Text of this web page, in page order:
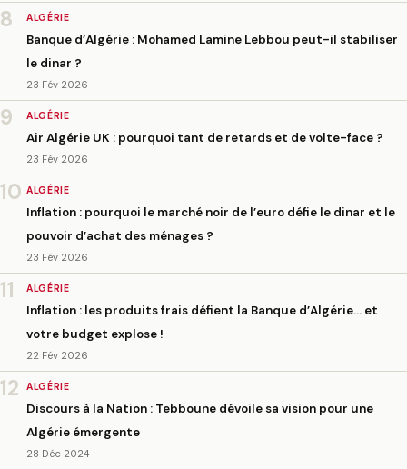
8 ALGÉRIE
Banque d’Algérie : Mohamed Lamine Lebbou peut-il stabiliser
le dinar ?
23 Fév 2026
9 ALGÉRIE
Air Algérie UK : pourquoi tant de retards et de volte-face ?
23 Fév 2026
10 ALGÉRIE
Inflation : pourquoi le marché noir de l’euro défie le dinar et le
pouvoir d’achat des ménages ?
23 Fév 2026
11 ALGÉRIE
Inflation : les produits frais défient la Banque d’Algérie… et
votre budget explose !
22 Fév 2026
12 ALGÉRIE
Discours à la Nation : Tebboune dévoile sa vision pour une
Algérie émergente
28 Déc 2024